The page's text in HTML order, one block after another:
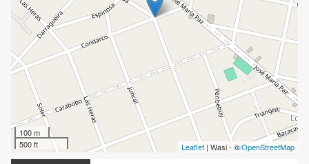
100 m
500 ft
Leaflet | Wasi - ©OpenStreetMap